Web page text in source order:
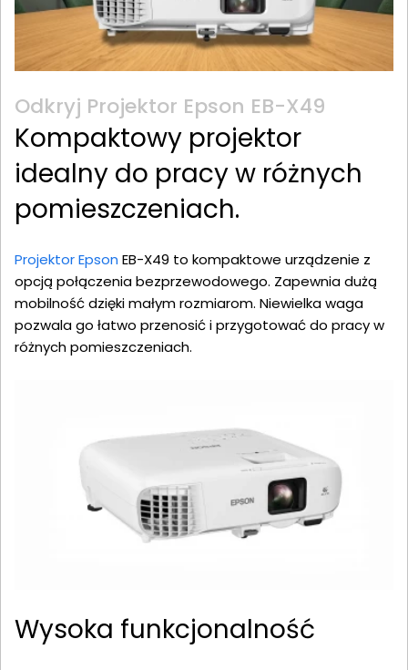
Odkryj Projektor Epson EB-X49
Kompaktowy projektor
idealny do pracy w różnych
pomieszczeniach.
Projektor Epson EB-X49 to kompaktowe urządzenie z
opcją połączenia bezprzewodowego. Zapewnia dużą
mobilność dzięki małym rozmiarom. Niewielka waga
pozwala go łatwo przenosić i przygotować do pracy w
różnych pomieszczeniach.
Wysoka funkcjonalność